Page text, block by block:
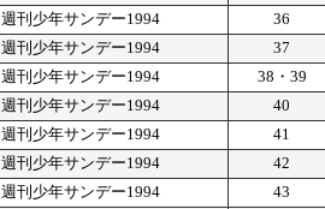
週刊少年サンデー1994
36
週刊少年サンデー1994
37
週刊少年サンデー1994
38・39
週刊少年サンデー1994
40
週刊少年サンデー1994
41
週刊少年サンデー1994
42
週刊少年サンデー1994
43